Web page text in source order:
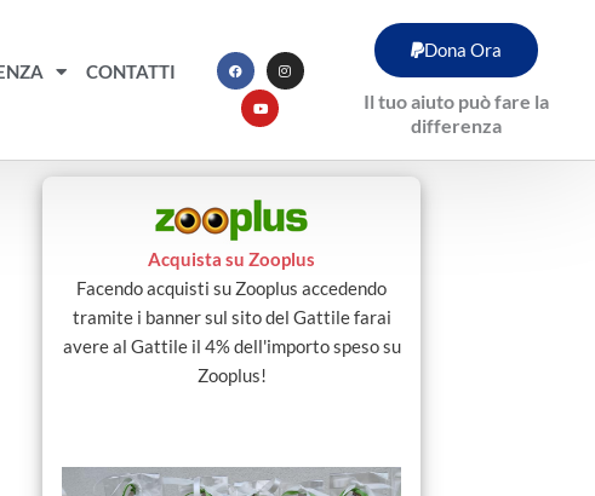
CONTATTI
a
c
e
b
n
s
t
a
u
b
e
Dona Ora
Il tuo aiuto può fare la
differenza
Acquista su Zooplus
Facendo acquisti su Zooplus accedendo
tramite i banner sul sito del Gattile farai
avere al Gattile il 4% dell'importo speso su
Zooplus!